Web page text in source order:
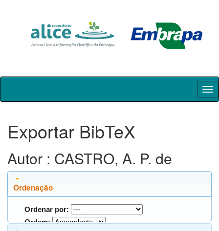
Skip
Exportar BibTeX
Autor : CASTRO, A. P. de
Ordenação
Ordenar por:
Ordem: